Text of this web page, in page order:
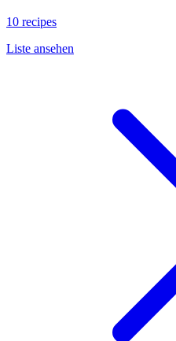
10 recipes
Liste ansehen